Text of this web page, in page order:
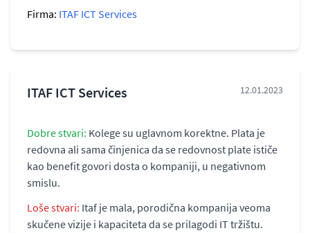
Firma: ITAF ICT Services
ITAF ICT Services 12.01.2023
Dobre stvari: Kolege su uglavnom korektne. Plata je
redovna ali sama činjenica da se redovnost plate ističe
kao benefit govori dosta o kompaniji, u negativnom
smislu.
Loše stvari: Itaf je mala, porodična kompanija veoma
skučene vizije i kapaciteta da se prilagodi IT tržištu.